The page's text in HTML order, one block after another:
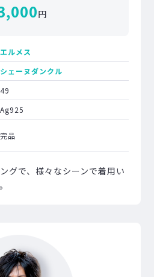
円
エルメス
シェーヌダンクル
49
Ag925
完品
グで、様々なシーンで着用い